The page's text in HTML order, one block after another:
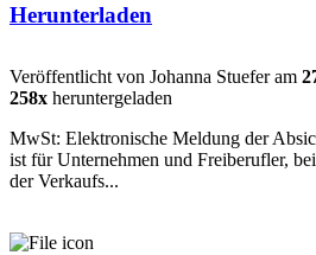
Herunterladen
Veröffentlicht von Johanna Stuefer am
258x heruntergeladen
MwSt: Elektronische Meldung der
ist für Unternehmen und Freiberufler,
der Verkaufs...